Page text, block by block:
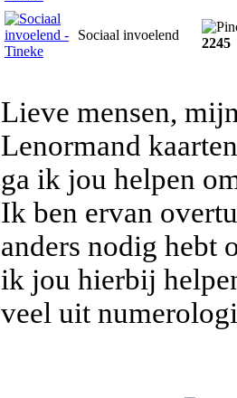
Sociaal invoelend
2245
Lieve mensen,
Lenormand
ga ik jou helpen
Ik ben ervan
anders nodig hebt
ik jou hierbij
veel uit